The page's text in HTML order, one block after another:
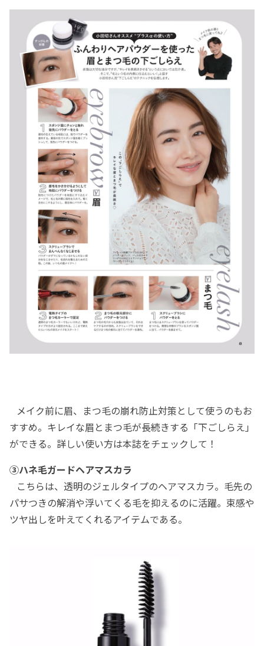
メイク前に眉、まつ毛の崩れ防止対策として使うのもお
すすめ。キレイな眉とまつ毛が長続きする「下ごしらえ」
ができる。詳しい使い方は本誌をチェックして！
③ハネ毛ガードヘアマスカラ
こちらは、透明のジェルタイプのヘアマスカラ。毛先の
パサつきの解消や浮いてくる毛を抑えるのに活躍。束感や
ツヤ出しを叶えてくれるアイテムである。